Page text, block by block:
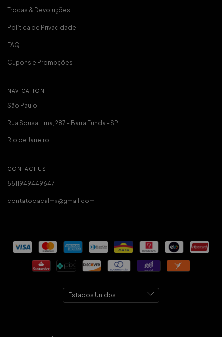
Trocas & Devoluções
Política de Privacidade
FAQ
Cupons e Promoções
NAVIGATION
São Paulo
Rua Sousa Lima, 287 - Barra Funda - SP
Rio de Janeiro
CONTACT US
5511949449647
contatodacalma@gmail.com